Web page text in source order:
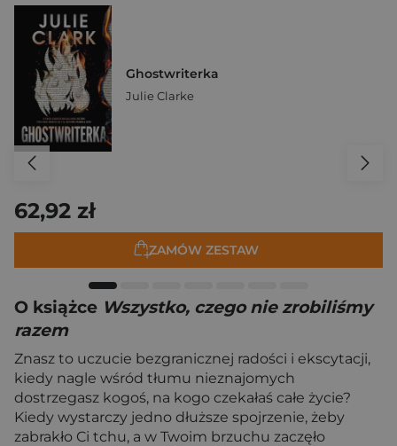
Ghostwriterka
Julie Clarke
62,92 zł
ZAMÓW ZESTAW
O książce Wszystko, czego nie zrobiliśmy
razem
Znasz to uczucie bezgranicznej radości i ekscytacji,
kiedy nagle wśród tłumu nieznajomych
dostrzegasz kogoś, na kogo czekałaś całe życie?
Kiedy wystarczy jedno dłuższe spojrzenie, żeby
zabrakło Ci tchu, a w Twoim brzuchu zaczęło